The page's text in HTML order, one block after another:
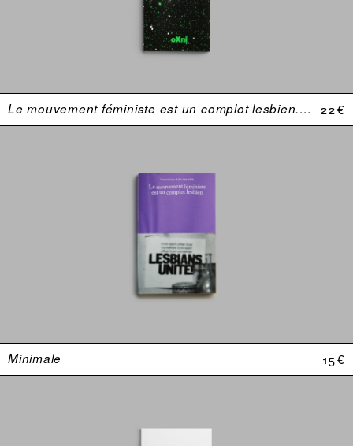
Le mouvement féministe est un complot lesbien. Une anthologie (USA 1969–1974) 22 €
Minimale 15 €